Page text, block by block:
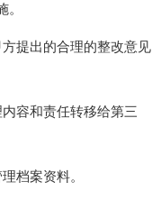
提出的合理的整改意见
容和责任转移给第三
档案资料。